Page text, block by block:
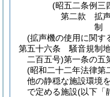
(昭五二条例三
第二款
拡
制
(拡声機の使用に関す
第五十六条
騒音規制
二百五号)第一条の五
(昭和二十二年法律第
他の静穏な施設環境
で定める施設(以下「